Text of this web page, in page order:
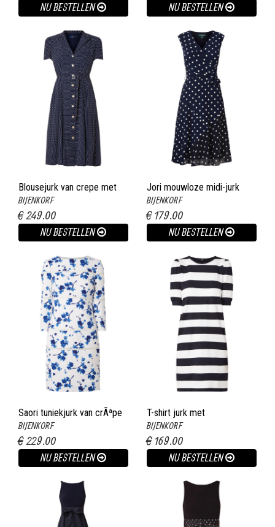
NU BESTELLEN NU BESTELLEN
Blousejurk van crepe met
stippendessin donkerblauw
BIJENKORF
€ 249.00
NU BESTELLEN
Jori mouwloze midi-jurk
met stippendessin en
strikceintuur donkerblauw
BIJENKORF
€ 179.00
NU BESTELLEN
Saori tuniekjurk van crÃªpe
met bloemendessin wit
BIJENKORF
€ 229.00
NU BESTELLEN
T-shirt jurk met
streepdessin donkerblauw
BIJENKORF
€ 169.00
NU BESTELLEN